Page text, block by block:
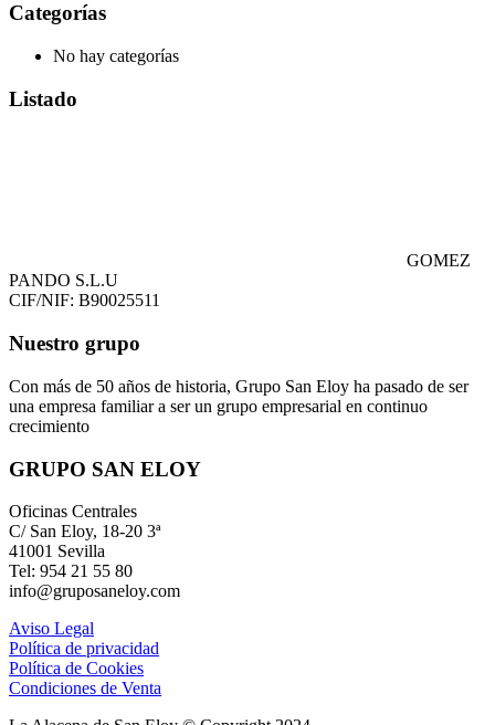
Categorías
No hay categorías
Listado
GOMEZ
PANDO S.L.U
CIF/NIF: B90025511
Nuestro grupo
Con más de 50 años de historia, Grupo San Eloy ha pasado de ser
una empresa familiar a ser un grupo empresarial en continuo
crecimiento
GRUPO SAN ELOY
Oficinas Centrales
C/ San Eloy, 18-20 3ª
41001 Sevilla
Tel: 954 21 55 80
info@gruposaneloy.com
Aviso Legal
Política de privacidad
Política de Cookies
Condiciones de Venta